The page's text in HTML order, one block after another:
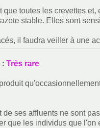
que toutes les crevettes
stable. Elles sont
il faudra veiller à une
: Très rare
de ses affluents ne sont
que les individus que